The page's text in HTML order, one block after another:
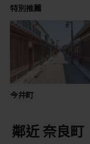
特別推薦
今井町
鄰近 奈良町